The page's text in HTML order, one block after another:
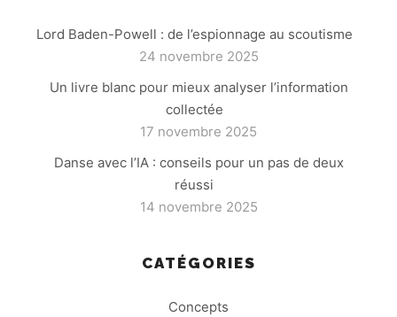
Lord Baden-Powell : de l’espionnage au scoutisme
24 novembre 2025
Un livre blanc pour mieux analyser l’information
collectée
17 novembre 2025
Danse avec l’IA : conseils pour un pas de deux
réussi
14 novembre 2025
CATÉGORIES
Concepts